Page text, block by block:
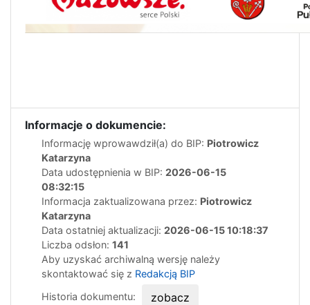
Informacje o dokumencie:
Informację wprowawdził(a) do BIP: Piotrowicz
Katarzyna
Data udostępnienia w BIP: 2026-06-15
08:32:15
Informacja zaktualizowana przez: Piotrowicz
Katarzyna
Data ostatniej aktualizacji: 2026-06-15 10:18:37
Liczba odsłon: 141
Aby uzyskać archiwalną wersję należy
skontaktować się z Redakcją BIP
Historia dokumentu:
zobacz